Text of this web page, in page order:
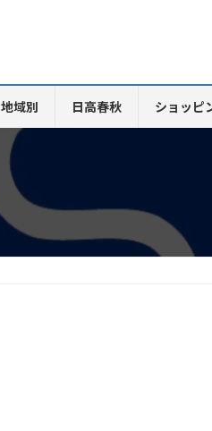
地域別 日高春秋 ショッピ